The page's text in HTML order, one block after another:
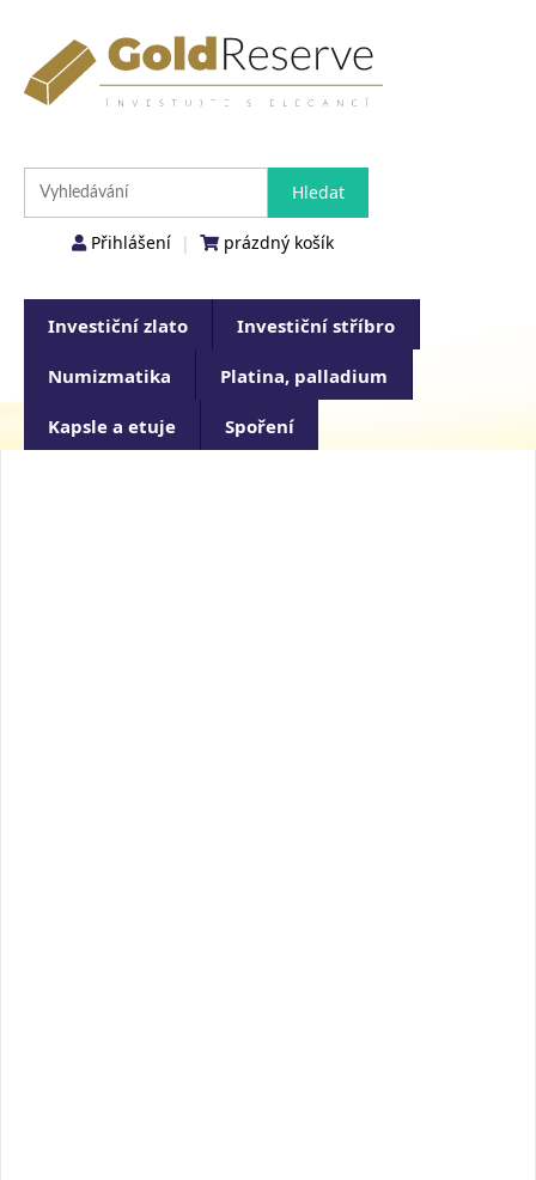
Přihlášení | prázdný košík
Investiční zlato Investiční stříbro
Numizmatika Platina, palladium
Kapsle a etuje Spoření